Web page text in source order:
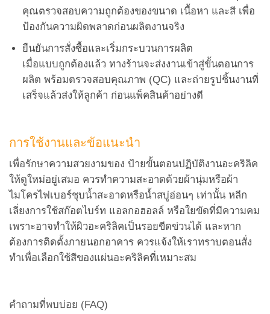
คุณตรวจสอบความถูกต้องของขนาด เนื้อหา และสี เพื่อ
ป้องกันความผิดพลาดก่อนผลิตงานจริง
ยืนยันการสั่งซื้อและเริ่มกระบวนการผลิต
เมื่อแบบถูกต้องแล้ว ทางร้านจะส่งงานเข้าสู่ขั้นตอนการ
ผลิต พร้อมตรวจสอบคุณภาพ (QC) และถ่ายรูปชิ้นงานที่
เสร็จแล้วส่งให้ลูกค้า ก่อนแพ็คสินค้าอย่างดี
การใช้งานและข้อแนะนำ
เพื่อรักษาความสวยงามของ ป้ายขั้นตอนปฏิบัติงานอะคริลิค
ให้ดูใหม่อยู่เสมอ ควรทำความสะอาดด้วยผ้านุ่มหรือผ้า
ไมโครไฟเบอร์ชุบน้ำสะอาดหรือน้ำสบู่อ่อนๆ เท่านั้น หลีก
เลี่ยงการใช้สก๊อตไบร์ท แอลกอฮอลล์ หรือใยขัดที่มีความคม
เพราะอาจทำให้ผิวอะคริลิคเป็นรอยขีดข่วนได้ และหาก
ต้องการติดตั้งภายนอกอาคาร ควรแจ้งให้เราทราบตอนสั่ง
ทำเพื่อเลือกใช้สีของแผ่นอะคริลิคที่เหมาะสม
คำถามที่พบบ่อย (FAQ)